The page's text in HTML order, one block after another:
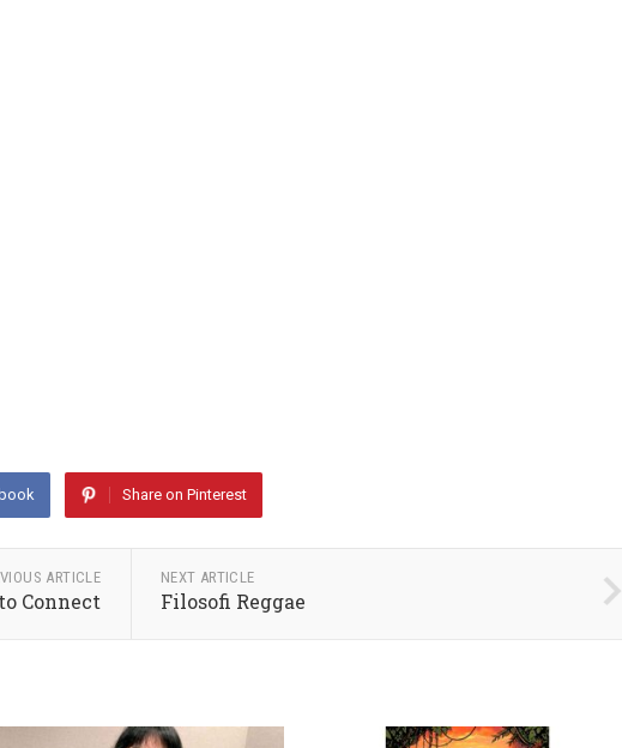
Share on Pinterest
ARTICLE
Connect
NEXT ARTICLE
Filosofi Reggae